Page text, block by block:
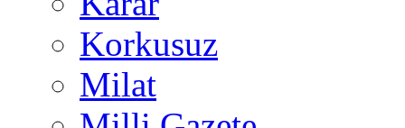
Korkusuz
Milat